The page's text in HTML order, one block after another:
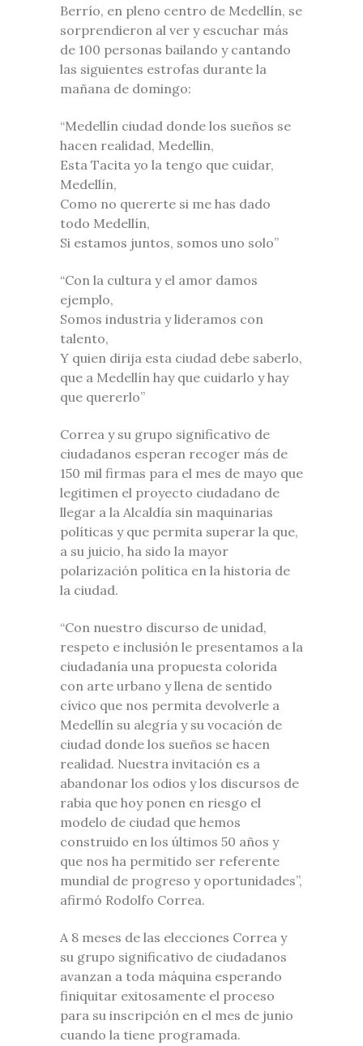
Berrío, en pleno centro de Medellín, se
sorprendieron al ver y escuchar más
de 100 personas bailando y cantando
las siguientes estrofas durante la
mañana de domingo:
“Medellín ciudad donde los sueños se
hacen realidad, Medellin,
Esta Tacita yo la tengo que cuidar,
Medellín,
Como no quererte si me has dado
todo Medellín,
Si estamos juntos, somos uno solo”
“Con la cultura y el amor damos
ejemplo,
Somos industria y lideramos con
talento,
Y quien dirija esta ciudad debe saberlo,
que a Medellín hay que cuidarlo y hay
que quererlo”
Correa y su grupo significativo de
ciudadanos esperan recoger más de
150 mil firmas para el mes de mayo que
legitimen el proyecto ciudadano de
llegar a la Alcaldía sin maquinarias
políticas y que permita superar la que,
a su juicio, ha sido la mayor
polarización política en la historia de
la ciudad.
“Con nuestro discurso de unidad,
respeto e inclusión le presentamos a la
ciudadanía una propuesta colorida
con arte urbano y llena de sentido
cívico que nos permita devolverle a
Medellín su alegría y su vocación de
ciudad donde los sueños se hacen
realidad. Nuestra invitación es a
abandonar los odios y los discursos de
rabia que hoy ponen en riesgo el
modelo de ciudad que hemos
construido en los últimos 50 años y
que nos ha permitido ser referente
mundial de progreso y oportunidades”,
afirmó Rodolfo Correa.
A 8 meses de las elecciones Correa y
su grupo significativo de ciudadanos
avanzan a toda máquina esperando
finiquitar exitosamente el proceso
para su inscripción en el mes de junio
cuando la tiene programada.